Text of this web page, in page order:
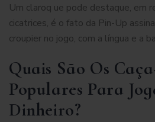
Um claroq ue pode destaque, em
cicatrices, é o fato da Pin-Up
croupier no jogo, com a língua e a
Quais São Os
Populares Para
Dinheiro?